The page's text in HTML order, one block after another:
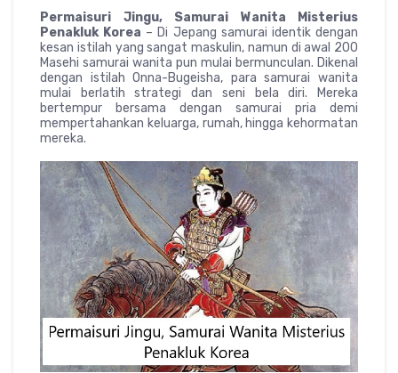
Permaisuri Jingu, Samurai Wanita Misterius
Penakluk Korea – Di Jepang samurai identik dengan
kesan istilah yang sangat maskulin, namun di awal 200
Masehi samurai wanita pun mulai bermunculan. Dikenal
dengan istilah Onna-Bugeisha, para samurai wanita
mulai berlatih strategi dan seni bela diri. Mereka
bertempur bersama dengan samurai pria demi
mempertahankan keluarga, rumah, hingga kehormatan
mereka.